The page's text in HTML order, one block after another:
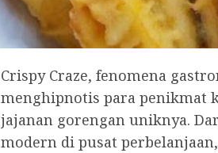
Crispy Craze, fenomena
menghipnotis para penikmat
jajanan gorengan uniknya.
modern di pusat